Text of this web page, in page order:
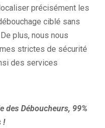
précisément les
ciblé sans
plus, nous nous
strictes de sécurité
des services
des Déboucheurs, 99%
!